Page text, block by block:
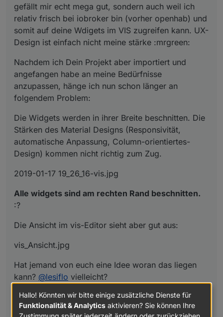
gefällt mir echt mega gut, sondern auch weil ich
relativ frisch bei iobroker bin (vorher openhab) und
somit auf deine Wdigets im VIS zugreifen kann. UX-
Design ist einfach nicht meine stärke :mrgreen:
Nachdem ich Dein Projekt aber importiert und
angefangen habe an meine Bedürfnisse
anzupassen, hänge ich nun schon länger an
folgendem Problem:
Die Widgets werden in ihrer Breite beschnitten. Die
Stärken des Material Designs (Responsivität,
automatische Anpassung, Column-orientiertes-
Design) kommen nicht richtig zum Zug.
2019-01-17 19_26_16-vis.jpg
Alle widgets sind am rechten Rand beschnitten.
:?
Die Ansicht im vis-Editor sieht aber gut aus:
vis_Ansicht.jpg
Hat jemand von euch eine Idee woran das liegen
kann? @lesiflo vielleicht?
Ich habe bereits mit den "Entwickler-Tools" der
Browser versucht die Ursache zu finden, hatte
Hallo! Könnten wir bitte einige zusätzliche Dienste für
Funktionalität & Analytics aktivieren? Sie können Ihre